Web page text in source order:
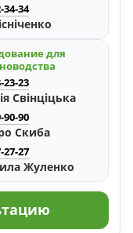
34-34
для
23-23
Свінціцька
90-90
Скиба
27-27
Жуленко